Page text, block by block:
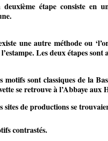
deuxième étape consiste en
une autre méthode ou
Les deux étapes sont
motifs sont classiques de la
se retrouve à l’Abbaye aux
sites de productions se
contrastés.